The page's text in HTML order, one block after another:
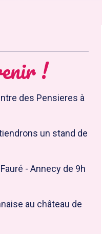
!
des Pensieres à
un stand de
- Annecy de 9h
au château de